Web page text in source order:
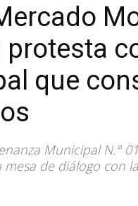
que
Municipal N.°
de diálogo con